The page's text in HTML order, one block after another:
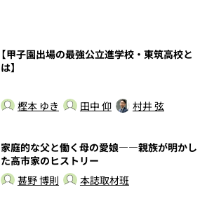
【甲子園出場の最強公立進学校・東筑高校と
は】
樫本 ゆき 田中 仰 村井 弦
家庭的な父と働く母の愛娘――親族が明かし
た高市家のヒストリー
甚野 博則
本誌取材班